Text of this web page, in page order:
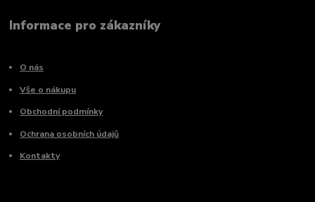
Informace pro zákazníky
O nás
Vše o nákupu
Obchodní podmínky
Ochrana osobních údajů
Kontakty